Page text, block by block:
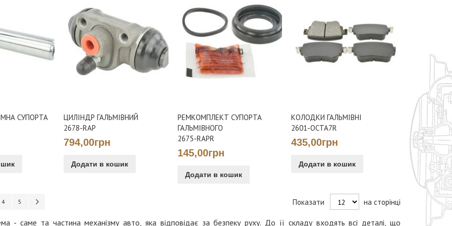
СУПОРТА
ЦИЛІНДР ГАЛЬМІВНИЙ
2678-RAP
794,00грн
Додати в кошик
РЕМКОМПЛЕКТ СУПОРТА
ГАЛЬМІВНОГО
2675-RAPR
145,00грн
Додати в кошик
КОЛОДКИ ГАЛЬМІВНІ
2601-OCTA7R
435,00грн
Додати в кошик
page
Сторінка
4 Сторінка
5 Показати на сторінці
- саме та частина механізму авто, яка відповідає за безпеку руху. До її складу входять всі деталі, що